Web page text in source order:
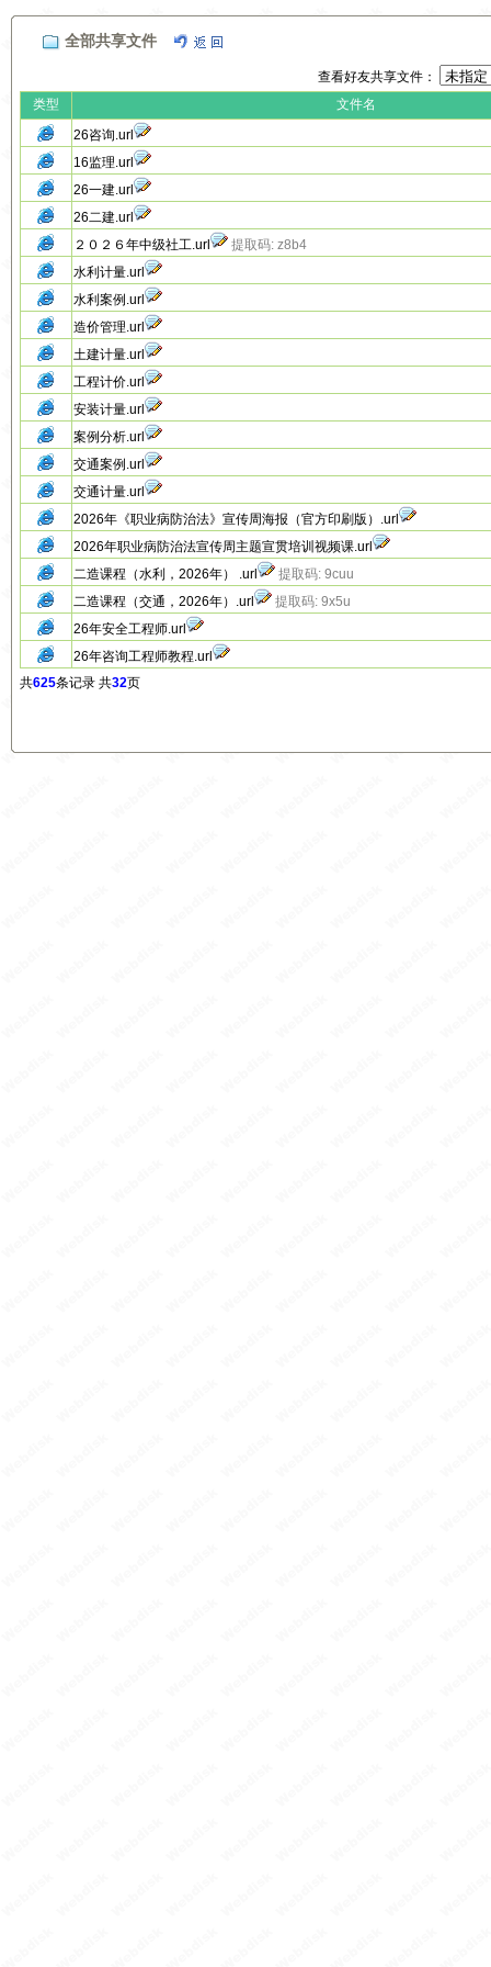
全部共享文件
查看好友共享文件：
类型
文件名
26咨询.url
16监理.url
26一建.url
26二建.url
２０２６年中级社工.url
提取码: z8b4
水利计量.url
水利案例.url
造价管理.url
土建计量.url
工程计价.url
安装计量.url
案例分析.url
交通案例.url
交通计量.url
2026年《职业病防治法》宣传周海报（官方印刷版）.url
2026年职业病防治法宣传周主题宣贯培训视频课.url
二造课程（水利，2026年） .url
提取码: 9cuu
二造课程（交通，2026年）.url
提取码: 9x5u
26年安全工程师.url
26年咨询工程师教程.url
共625条记录 共32页